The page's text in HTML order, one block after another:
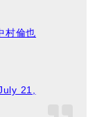
村倫也
21,